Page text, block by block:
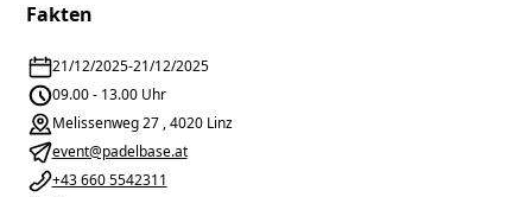
Fakten
21/12/2025-21/12/2025
09.00 - 13.00 Uhr
Melissenweg 27 , 4020 Linz
event@padelbase.at
+43 660 5542311